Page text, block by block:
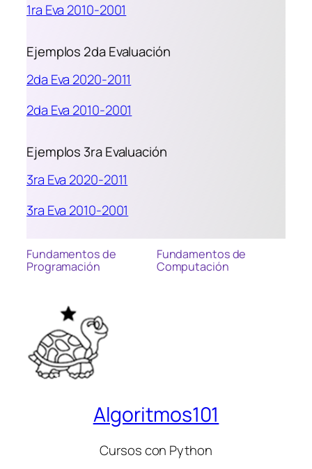
1ra Eva 2010-2001
Ejemplos 2da Evaluación
2da Eva 2020-2011
2da Eva 2010-2001
Ejemplos 3ra Evaluación
3ra Eva 2020-2011
3ra Eva 2010-2001
Fundamentos de
Programación
Fundamentos de
Computación
Algoritmos101
Cursos con Python